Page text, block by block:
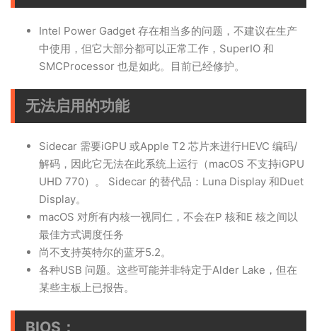
Intel Power Gadget 存在相当多的问题，不建议在生产
中使用，但它大部分都可以正常工作，SuperIO 和
SMCProcessor 也是如此。目前已经修护。
无法启用的功能
Sidecar 需要iGPU 或Apple T2 芯片来进行HEVC 编码/
解码，因此它无法在此系统上运行（macOS 不支持iGPU
UHD 770）。 Sidecar 的替代品：Luna Display 和Duet
Display。
macOS 对所有内核一视同仁，不会在P 核和E 核之间以
最佳方式调度任务
尚不支持英特尔的蓝牙5.2。
各种USB 问题。这些可能并非特定于Alder Lake，但在
某些主板上已报告。
BIOS：